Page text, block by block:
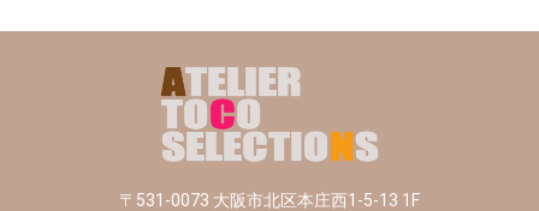
〒531-0073 大阪市北区本庄西1-5-13 1F